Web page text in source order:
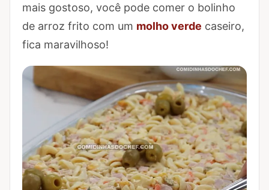
mais gostoso, você pode comer o bolinho
de arroz frito com um molho verde caseiro,
fica maravilhoso!